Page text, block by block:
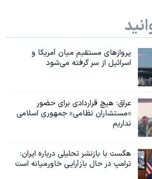
پروازهای مستقیم میان آمریکا و
اسرائیل از سر گرفته می‌شود
عراق: هیچ قراردادی برای حضور
«مستشاران نظامی» جمهوری اسلامی
نداریم
هگست با بازنشر تحلیلی درباره ایران:
ترامپ در حال بازآرایی خاورمیانه است